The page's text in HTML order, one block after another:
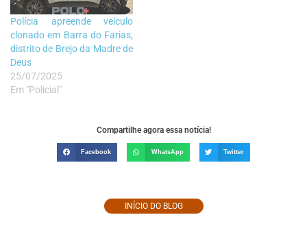
Polícia apreende veículo
clonado em Barra do Farias,
distrito de Brejo da Madre de
Deus
25/07/2025
Em "Policial"
Compartilhe agora essa notícia!
Facebook WhatsApp Twitter
INÍCIO DO BLOG